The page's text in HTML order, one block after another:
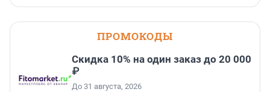
ПРОМОКОДЫ
Скидка 10% на один заказ до 20 000
₽
До 31 августа, 2026